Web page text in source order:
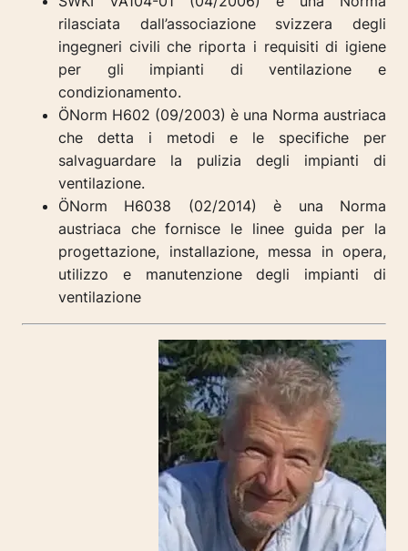
rilasciata dall’associazione svizzera degli
ingegneri civili che riporta i requisiti di igiene
per gli impianti di ventilazione e
condizionamento.
ÖNorm H602 (09/2003) è una Norma austriaca
che detta i metodi e le specifiche per
salvaguardare la pulizia degli impianti di
ventilazione.
ÖNorm H6038 (02/2014) è una Norma
austriaca che fornisce le linee guida per la
progettazione, installazione, messa in opera,
utilizzo e manutenzione degli impianti di
ventilazione